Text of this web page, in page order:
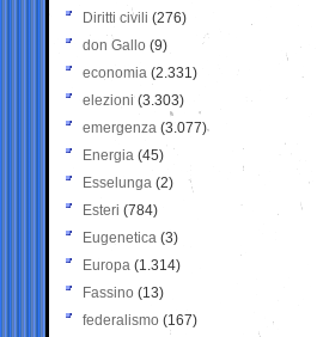
Diritti civili (276)
don Gallo (9)
economia (2.331)
elezioni (3.303)
emergenza (3.077)
Energia (45)
Esselunga (2)
Esteri (784)
Eugenetica (3)
Europa (1.314)
Fassino (13)
federalismo (167)